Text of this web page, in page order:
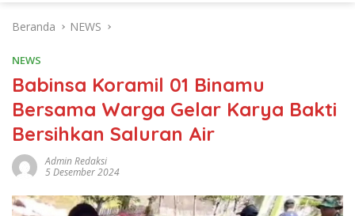
Beranda NEWS
NEWS
Babinsa Koramil 01 Binamu
Bersama Warga Gelar Karya Bakti
Bersihkan Saluran Air
Admin Redaksi
5 Desember 2024